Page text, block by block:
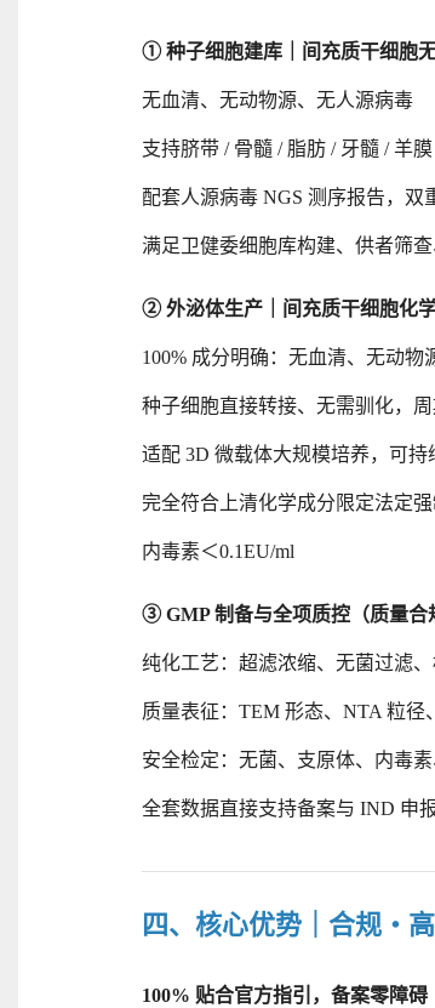
① 种子细胞建库｜间充质干细胞
无血清、无动物源、无人源病毒
支持脐带 / 骨髓 / 脂肪 / 牙髓 / 羊膜
配套人源病毒 NGS 测序报告，双
满足卫健委细胞库构建、供者筛
② 外泌体生产｜间充质干细胞化
100% 成分明确：无血清、无动
种子细胞直接转接、无需驯化，
适配 3D 微载体大规模培养，可持
完全符合上清化学成分限定法定
内毒素＜0.1EU/ml
③ GMP 制备与全项质控（质量合
纯化工艺：超滤浓缩、无菌过滤
质量表征： TEM 形态、NTA 粒径
安全检定：无菌、支原体、内毒
全套数据直接支持备案与 IND 申
四、核心优势｜合规・
100% 贴合官方指引，备案零障碍